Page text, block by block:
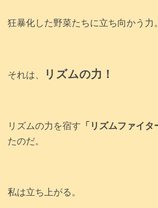
狂暴化した野菜たちに立ち向かう力。
それは、 リズムの力！
リズムの力を宿す 「リズムファイタ
たのだ。
私は立ち上がる。